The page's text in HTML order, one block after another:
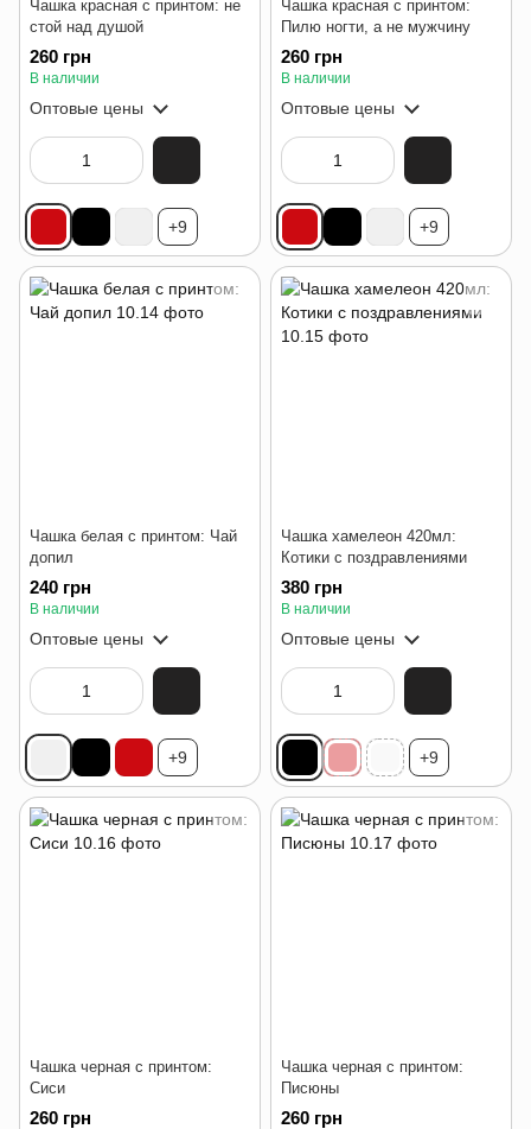
Чашка красная с принтом: не
стой над душой
260 грн
В наличии
Оптовые цены
+9
Чашка красная с принтом:
Пилю ногти, а не мужчину
260 грн
В наличии
Оптовые цены
+9
Чашка белая с принтом: Чай
допил
240 грн
В наличии
Оптовые цены
+9
Чашка хамелеон 420мл:
Котики с поздравлениями
380 грн
В наличии
Оптовые цены
+9
Чашка черная с принтом:
Сиси
260 грн
Чашка черная с принтом:
Писюны
260 грн